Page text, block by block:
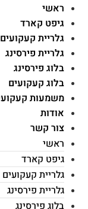
ראשי
גיפט קארד
גלריית קעקועים
גלריית פירסינג
בלוג פירסינג
בלוג קעקועים
משמעות קעקועים
אודות
צור קשר
ראשי
גיפט קארד
גלריית קעקועים
גלריית פירסינג
בלוג פירסינג